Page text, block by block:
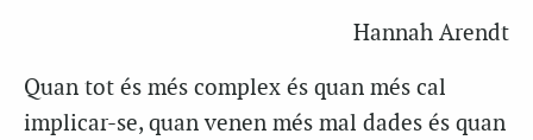
Hannah Arendt
Quan tot és més complex és quan més cal
implicar-se, quan venen més mal dades és quan